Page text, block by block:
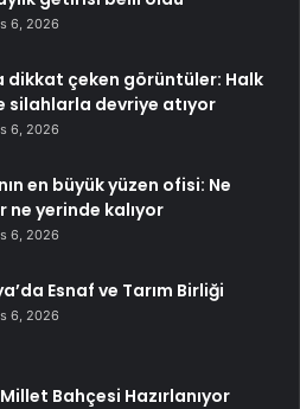
6, 2026
dikkat çeken görüntüler: Halk
silahlarla devriye atıyor
6, 2026
en büyük yüzen ofisi: Ne
ne yerinde kalıyor
6, 2026
Esnaf ve Tarım Birliği
6, 2026
Bahçesi Hazırlanıyor